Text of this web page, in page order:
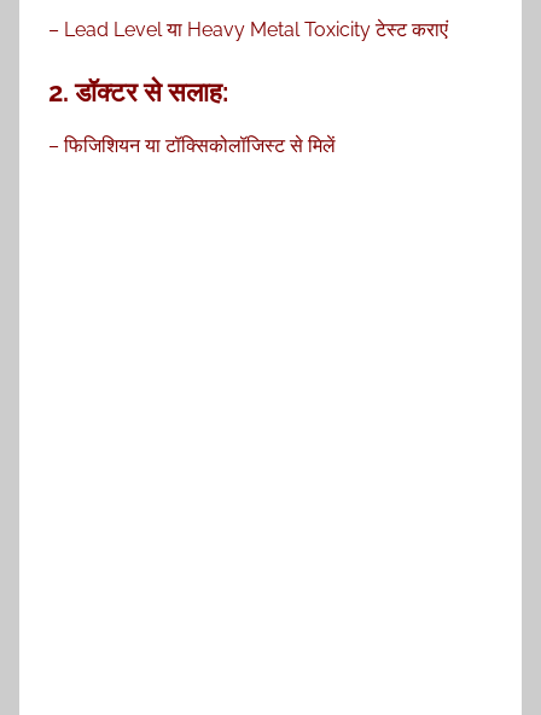
– Lead Level या Heavy Metal Toxicity टेस्ट कराएं
2.डॉक्टर से सलाह:
– फिजिशियन या टॉक्सिकोलॉजिस्ट से मिलें